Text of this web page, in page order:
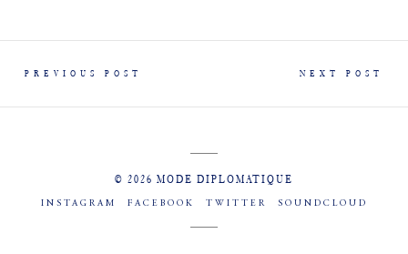
PREVIOUS POST NEXT POST
© 2026 MODE DIPLOMATIQUE
INSTAGRAM FACEBOOK TWITTER SOUNDCLOUD